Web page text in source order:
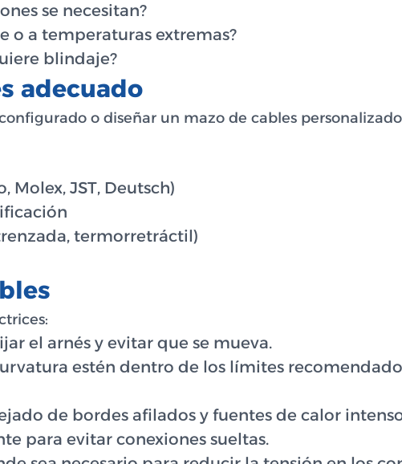
se necesitan?
o a temperaturas extremas?
blindaje?
adecuado
o diseñar un mazo de cables
Molex, JST, Deutsch)
termorretráctil)
el arnés y evitar que se mueva.
estén dentro de los límites
de bordes afilados y fuentes de calor
para evitar conexiones sueltas.